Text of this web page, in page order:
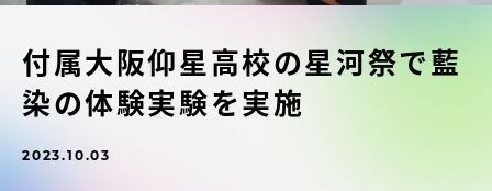
付属大阪仰星高校の星河祭で藍
染の体験実験を実施
2023.10.03
大学の概要